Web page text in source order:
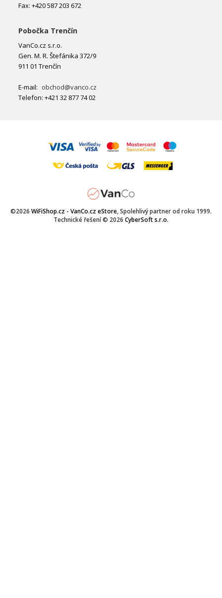
Fax: +420 587 203 672
Pobočka Trenčín
VanCo.cz s.r.o.
Gen. M. R. Štefánika 372/9
911 01 Trenčín
E-mail: obchod@vanco.cz
Telefon: +421 32 877 74 02
©2026 WiFiShop.cz - VanCo.cz eStore, Spolehlivý partner od roku 1999.
Technické řešení © 2026 CyberSoft s.r.o.